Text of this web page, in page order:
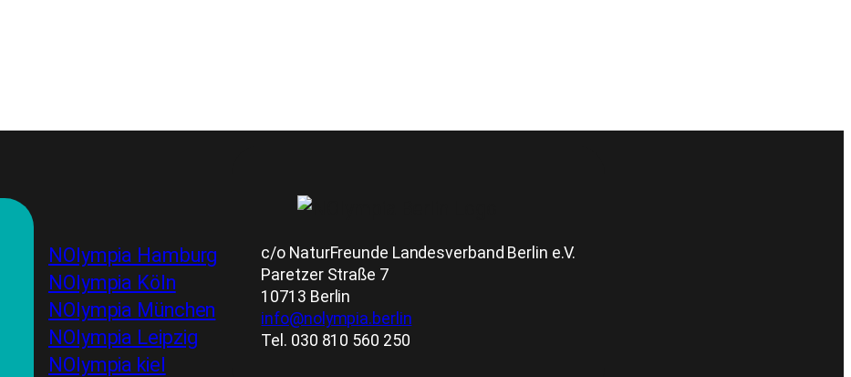
NOlympia Hamburg
NOlympia Köln
NOlympia München
NOlympia Leipzig
NOlympia kiel
c/o NaturFreunde Landesverband Berlin e.V.
Paretzer Straße 7
10713 Berlin
info@nolympia.berlin
Tel. 030 810 560 250